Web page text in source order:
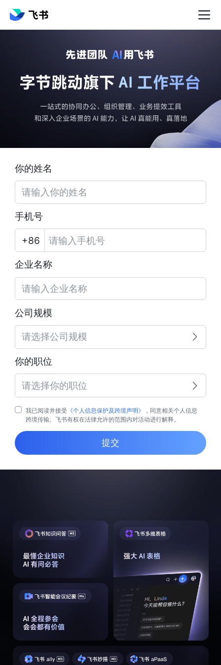
你的姓名
手机号
企业名称
公司规模
请选择公司规模
你的职位
请选择你的职位
我已阅读并接受 《个人信息保护及跨境声明》
，同意相关个人信息
跨境传输。飞书有权在法律允许的范围内对活动进行解释。
提交